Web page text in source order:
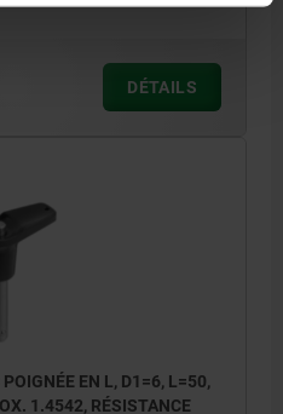
DÉTAILS
EN L, D1=6, L=50,
1.4542, RÉSISTANCE